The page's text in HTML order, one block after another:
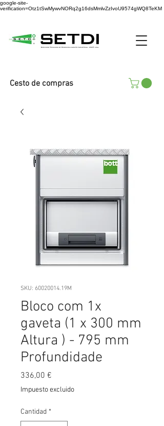
google-site-
verification=Otz1tSwMywvNORq2g16dsMmlvZzIvoU9574gWQ8TeKM
Cesto de compras
SKU: 60020014.19M
Bloco com 1x
gaveta (1 x 300 mm
Altura ) - 795 mm
Profundidade
336,00 €
Impuesto excluido
Cantidad *